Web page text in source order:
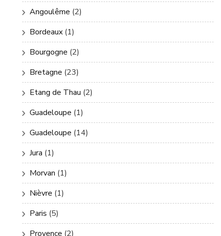
Angoulême (2)
Bordeaux (1)
Bourgogne (2)
Bretagne (23)
Etang de Thau (2)
Guadeloupe (1)
Guadeloupe (14)
Jura (1)
Morvan (1)
Nièvre (1)
Paris (5)
Provence (2)